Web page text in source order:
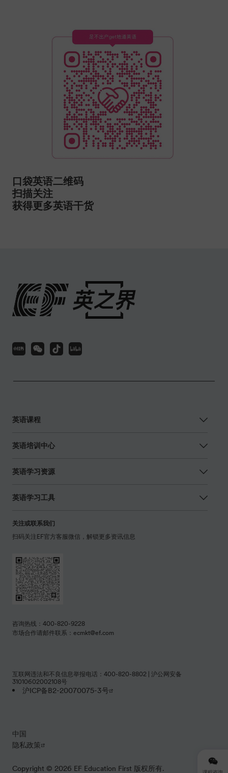
口袋英语二维码
扫描关注
获得更多英语干货
英语课程
英语培训中心
英语学习资源
英语学习工具
关注或联系我们
扫码关注EF官方客服微信，解锁更多资讯信息
咨询热线：400-820-9228
市场合作请邮件联系：ecmkt@ef.com
互联网违法和不良信息举报电话：400-820-8802 | 沪公网安备
31010602002108号
沪ICP备B2-20070075-3号
中国
隐私政策
Copyright © 2026 EF Education First 版权所有.